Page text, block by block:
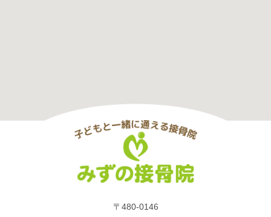
〒480-0146